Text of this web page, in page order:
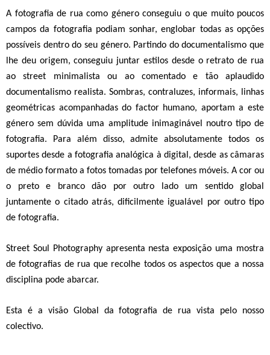
A fotografia de rua como género conseguiu o que muito poucos
campos da fotografia podiam sonhar, englobar todas as opções
possíveis dentro do seu género. Partindo do documentalismo que
lhe deu origem, conseguiu juntar estilos desde o retrato de rua
ao street minimalista ou ao comentado e tão aplaudido
documentalismo realista. Sombras, contraluzes, informais, linhas
geométricas acompanhadas do factor humano, aportam a este
género sem dúvida uma amplitude inimaginável noutro tipo de
fotografia. Para além disso, admite absolutamente todos os
suportes desde a fotografia analógica à digital, desde as câmaras
de médio formato a fotos tomadas por telefones móveis. A cor ou
o preto e branco dão por outro lado um sentido global
juntamente o citado atrás, dificilmente igualável por outro tipo
de fotografia.
Street Soul Photography apresenta nesta exposição uma mostra
de fotografias de rua que recolhe todos os aspectos que a nossa
disciplina pode abarcar.
Esta é a visão Global da fotografia de rua vista pelo nosso
colectivo.